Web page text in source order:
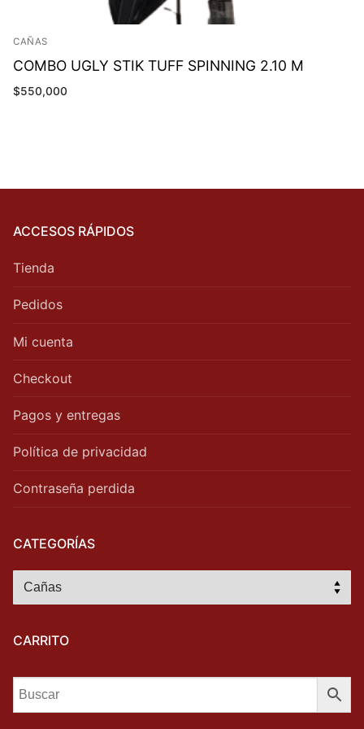
CAÑAS
COMBO UGLY STIK TUFF SPINNING 2.10 M
$550,000
ACCESOS RÁPIDOS
Tienda
Pedidos
Mi cuenta
Checkout
Pagos y entregas
Política de privacidad
Contraseña perdida
CATEGORÍAS
CARRITO